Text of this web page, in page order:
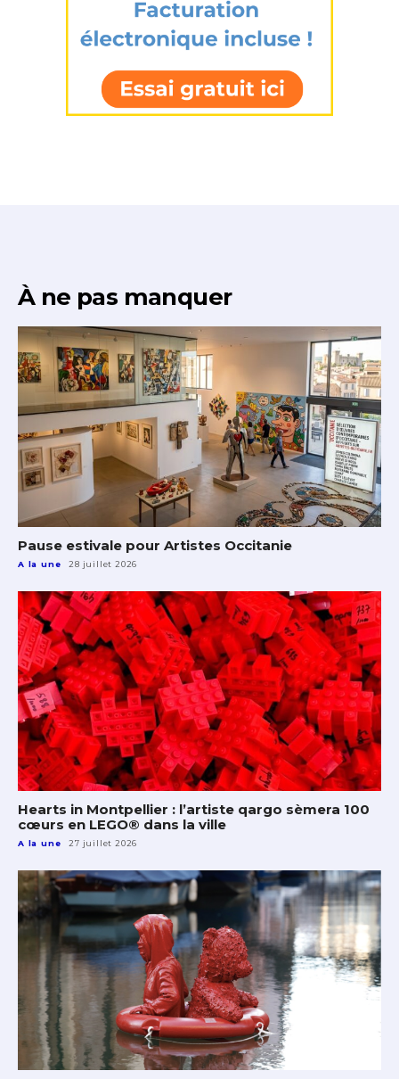
À ne pas manquer
Pause estivale pour Artistes Occitanie
A la une 28 juillet 2026
Hearts in Montpellier : l’artiste qargo sèmera 100
cœurs en LEGO® dans la ville
A la une 27 juillet 2026